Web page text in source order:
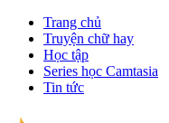
Trang chủ
Truyện chữ hay
Học tập
Series học Camtasia
Tin tức